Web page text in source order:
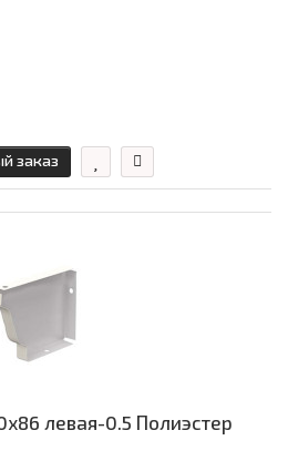
заказ
левая-0.5 Полиэстер